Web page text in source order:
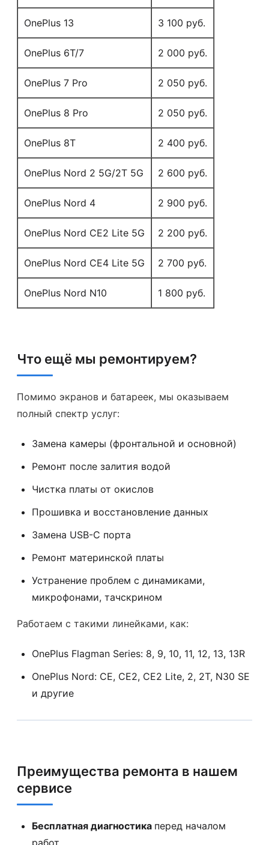
OnePlus 13 3 100 руб.
OnePlus 6T/7 2 000 руб.
OnePlus 7 Pro 2 050 руб.
OnePlus 8 Pro 2 050 руб.
OnePlus 8T 2 400 руб.
OnePlus Nord 2 5G/2T 5G 2 600 руб.
OnePlus Nord 4 2 900 руб.
OnePlus Nord CE2 Lite 5G 2 200 руб.
OnePlus Nord CE4 Lite 5G 2 700 руб.
OnePlus Nord N10 1 800 руб.
Что ещё мы ремонтируем?
Помимо экранов и батареек, мы оказываем
полный спектр услуг:
Замена камеры (фронтальной и основной)
Ремонт после залития водой
Чистка платы от окислов
Прошивка и восстановление данных
Замена USB-C порта
Ремонт материнской платы
Устранение проблем с динамиками,
микрофонами, тачскрином
Работаем с такими линейками, как:
OnePlus Flagman Series: 8, 9, 10, 11, 12, 13, 13R
OnePlus Nord: CE, CE2, CE2 Lite, 2, 2T, N30 SE
и другие
Преимущества ремонта в нашем
сервисе
Бесплатная диагностика перед началом